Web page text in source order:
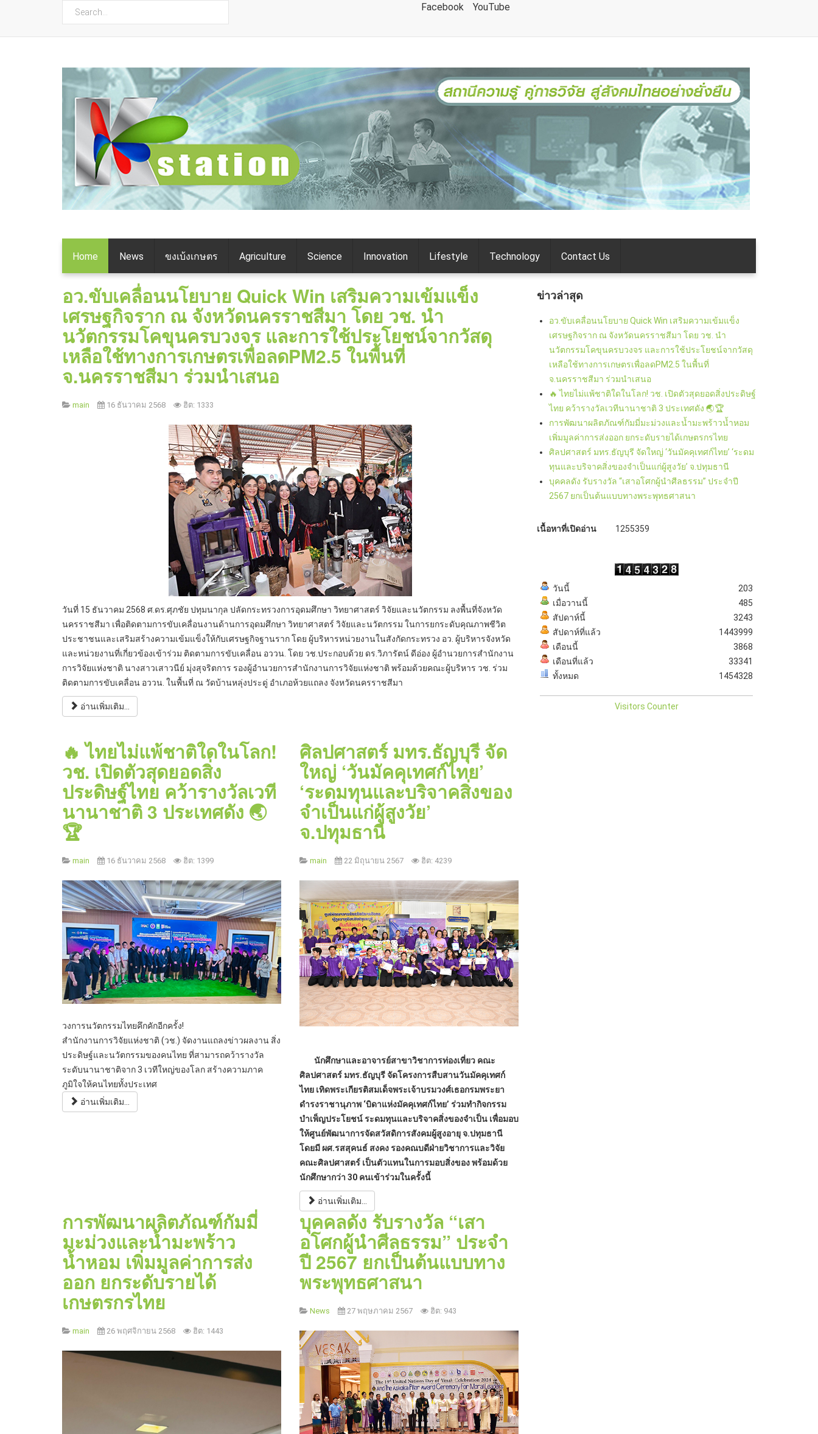
ค้นหา Facebook YouTube
Home News ขงเบ้งเกษตร Agriculture Science Innovation Lifestyle Technology Contact Us
อว.ขับเคลื่อนนโยบาย Quick Win เสริมความเข้มแข็ง
เศรษฐกิจราก ณ จังหวัดนครราชสีมา โดย วช. นำ
นวัตกรรมโคขุนครบวงจร และการใช้ประโยชน์จากวัสดุ
เหลือใช้ทางการเกษตรเพื่อลดPM2.5 ในพื้นที่
จ.นครราชสีมา ร่วมนำเสนอ
main 16 ธันวาคม 2568 ฮิต: 1333
วันที่ 15 ธันวาคม 2568 ศ.ดร.ศุภชัย ปทุมนากุล ปลัดกระทรวงการอุดมศึกษา วิทยาศาสตร์ วิจัยและนวัตกรรม ลงพื้นที่จังหวัด
นครราชสีมา เพื่อติดตามการขับเคลื่อนงานด้านการอุดมศึกษา วิทยาศาสตร์ วิจัยและนวัตกรรม ในการยกระดับคุณภาพชีวิต
ประชาชนและเสริมสร้างความเข้มแข็งให้กับเศรษฐกิจฐานราก โดย ผู้บริหารหน่วยงานในสังกัดกระทรวง อว. ผู้บริหารจังหวัด
และหน่วยงานที่เกี่ยวข้องเข้าร่วม ติดตามการขับเคลื่อน อววน. โดย วช.ประกอบด้วย ดร.วิภารัตน์ ดีอ่อง ผู้อำนวยการสำนักงาน
การวิจัยแห่งชาติ นางสาวเสาวนีย์ มุ่งสุจริตการ รองผู้อำนวยการสำนักงานการวิจัยแห่งชาติ พร้อมด้วยคณะผู้บริหาร วช. ร่วม
ติดตามการขับเคลื่อน อววน. ในพื้นที่ ณ วัดบ้านหลุ่งประดู่ อำเภอห้วยแถลง จังหวัดนครราชสีมา
อ่านเพิ่มเติม...
🔥 ไทยไม่แพ้ชาติใดในโลก!
วช. เปิดตัวสุดยอดสิ่ง
ประดิษฐ์ไทย คว้ารางวัลเวที
นานาชาติ 3 ประเทศดัง 🌏
🏆
main 16 ธันวาคม 2568 ฮิต: 1399
วงการนวัตกรรมไทยคึกคักอีกครั้ง!
สำนักงานการวิจัยแห่งชาติ (วช.) จัดงานแถลงข่าวผลงาน สิ่ง
ประดิษฐ์และนวัตกรรมของคนไทย ที่สามารถคว้ารางวัล
ระดับนานาชาติจาก 3 เวทีใหญ่ของโลก สร้างความภาค
ภูมิใจให้คนไทยทั้งประเทศ
อ่านเพิ่มเติม...
ศิลปศาสตร์ มทร.ธัญบุรี จัด
ใหญ่ ‘วันมัคคุเทศก์ไทย’
‘ระดมทุนและบริจาคสิ่งของ
จำเป็นแก่ผู้สูงวัย’
จ.ปทุมธานี
main 22 มิถุนายน 2567 ฮิต: 4239
นักศึกษาและอาจารย์สาขาวิชาการท่องเที่ยว คณะ
ศิลปศาสตร์ มทร.ธัญบุรี จัดโครงการสืบสานวันมัคคุเทศก์
ไทย เทิดพระเกียรติสมเด็จพระเจ้าบรมวงศ์เธอกรมพระยา
ดำรงราชานุภาพ ‘บิดาแห่งมัคคุเทศก์ไทย’ ร่วมทำกิจกรรม
บำเพ็ญประโยชน์ ระดมทุนและบริจาคสิ่งของจำเป็น เพื่อมอบ
ให้ศูนย์พัฒนาการจัดสวัสดิการสังคมผู้สูงอายุ จ.ปทุมธานี
โดยมี ผศ.รสสุคนธ์ สงคง รองคณบดีฝ่ายวิชาการและวิจัย
คณะศิลปศาสตร์ เป็นตัวแทนในการมอบสิ่งของ พร้อมด้วย
นักศึกษากว่า 30 คนเข้าร่วมในครั้งนี้
อ่านเพิ่มเติม...
การพัฒนาผลิตภัณฑ์กัมมี่
มะม่วงและน้ำมะพร้าว
น้ำหอม เพิ่มมูลค่าการส่ง
ออก ยกระดับรายได้
เกษตรกรไทย
main 26 พฤศจิกายน 2568 ฮิต: 1443
บุคคลดัง รับรางวัล “เสา
อโศกผู้นำศีลธรรม” ประจำ
ปี 2567 ยกเป็นต้นแบบทาง
พระพุทธศาสนา
News 27 พฤษภาคม 2567 ฮิต: 943
ข่าวล่าสุด
อว.ขับเคลื่อนนโยบาย Quick Win เสริมความเข้มแข็ง
เศรษฐกิจราก ณ จังหวัดนครราชสีมา โดย วช. นำ
นวัตกรรมโคขุนครบวงจร และการใช้ประโยชน์จากวัสดุ
เหลือใช้ทางการเกษตรเพื่อลดPM2.5 ในพื้นที่
จ.นครราชสีมา ร่วมนำเสนอ
🔥 ไทยไม่แพ้ชาติใดในโลก! วช. เปิดตัวสุดยอดสิ่งประดิษฐ์
ไทย คว้ารางวัลเวทีนานาชาติ 3 ประเทศดัง 🌏🏆
การพัฒนาผลิตภัณฑ์กัมมี่มะม่วงและน้ำมะพร้าวน้ำหอม
เพิ่มมูลค่าการส่งออก ยกระดับรายได้เกษตรกรไทย
ศิลปศาสตร์ มทร.ธัญบุรี จัดใหญ่ ‘วันมัคคุเทศก์ไทย’ ‘ระดม
ทุนและบริจาคสิ่งของจำเป็นแก่ผู้สูงวัย’ จ.ปทุมธานี
บุคคลดัง รับรางวัล “เสาอโศกผู้นำศีลธรรม” ประจำปี
2567 ยกเป็นต้นแบบทางพระพุทธศาสนา
เนื้อหาที่เปิดอ่าน 1255359
วันนี้
เมื่อวานนี้
สัปดาห์นี้
สัปดาห์ที่แล้ว
เดือนนี้
เดือนที่แล้ว
ทั้งหมด
203
485
3243
1443999
3868
33341
1454328
Visitors Counter